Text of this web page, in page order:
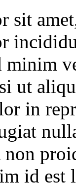
sit
minim
ut
in
non
id est